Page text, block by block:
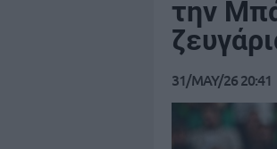
την
31/MAY/26 20:41